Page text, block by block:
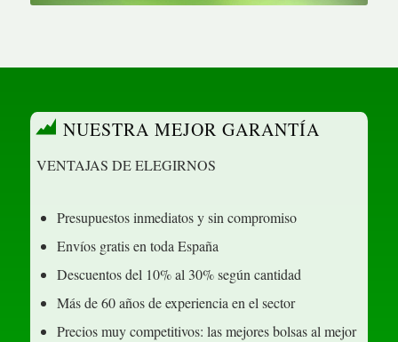
NUESTRA MEJOR GARANTÍA
VENTAJAS DE ELEGIRNOS
Presupuestos inmediatos y sin compromiso
Envíos gratis en toda España
Descuentos del 10% al 30% según cantidad
Más de 60 años de experiencia en el sector
Precios muy competitivos: las mejores bolsas al mejor